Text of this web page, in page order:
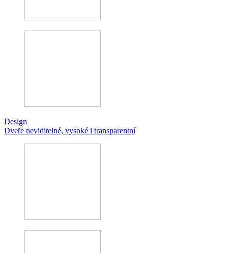
Design
Dveře neviditelné, vysoké i transparentní